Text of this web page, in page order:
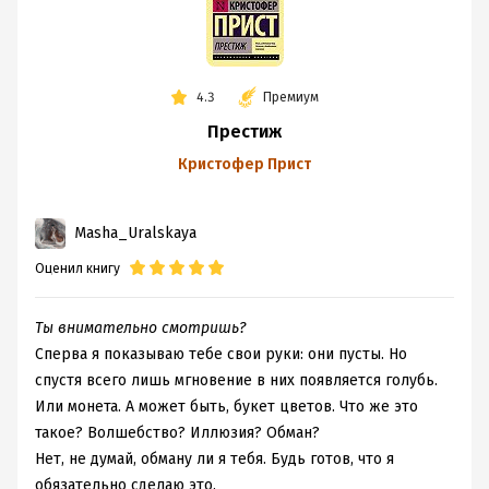
4.3 Премиум
Престиж
Кристофер Прист
Masha_Uralskaya
Оценил книгу
Ты внимательно смотришь?
Сперва я показываю тебе свои руки: они пусты. Но
спустя всего лишь мгновение в них появляется голубь.
Или монета. А может быть, букет цветов. Что же это
такое? Волшебство? Иллюзия? Обман?
Нет, не думай, обману ли я тебя. Будь готов, что я
обязательно сделаю это.